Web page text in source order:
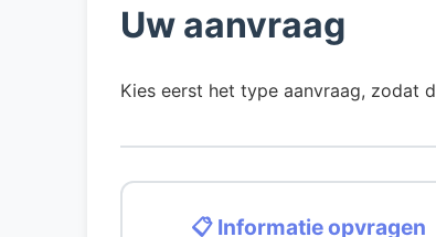
Uw aanvraag
Kies eerst het type aanvraag, zodat
📋 Informatie opvragen